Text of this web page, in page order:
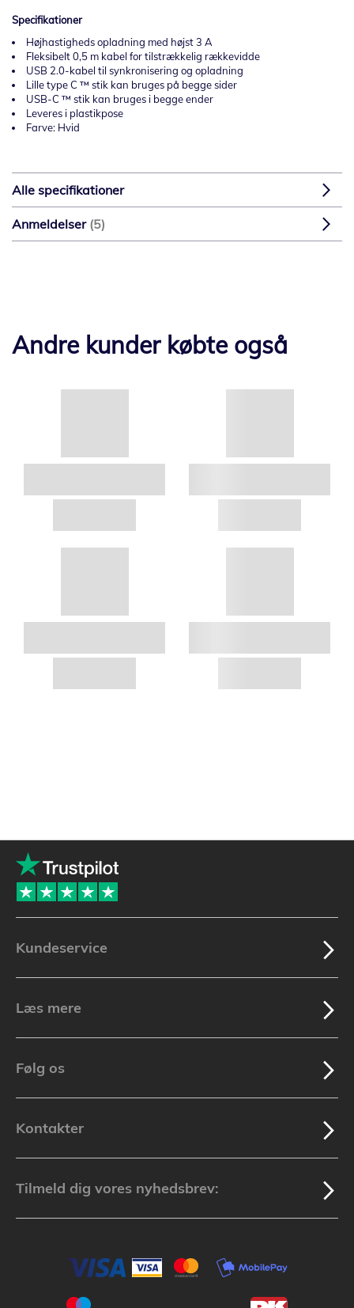
Specifikationer
Højhastigheds opladning med højst 3 A
Fleksibelt 0,5 m kabel for tilstrækkelig rækkevidde
USB 2.0-kabel til synkronisering og opladning
Lille type C ™ stik kan bruges på begge sider
USB-C ™ stik kan bruges i begge ender
Leveres i plastikpose
Farve: Hvid
Alle specifikationer
Anmeldelser 5
Andre kunder købte også
Kundeservice
Læs mere
Følg os
Kontakter
Tilmeld dig vores nyhedsbrev: